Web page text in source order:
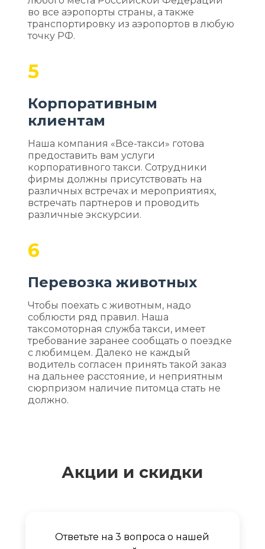
во все аэропорты страны, а также
транспортировку из аэропортов в любую
точку РФ.
5
Корпоративным
клиентам
Наша компания «Все-такси» готова
предоставить вам услуги
корпоративного такси. Сотрудники
фирмы должны присутствовать на
различных встречах и мероприятиях,
встречать партнеров и проводить
различные экскурсии.
6
Перевозка животных
Чтобы поехать с животным, надо
соблюсти ряд правил. Наша
таксомоторная служба такси, имеет
требование заранее сообщать о поездке
с любимцем. Далеко не каждый
водитель согласен принять такой заказ
на дальнее расстояние, и неприятным
сюрпризом наличие питомца стать не
должно.
Акции и скидки
Ответьте на 3 вопроса о нашей